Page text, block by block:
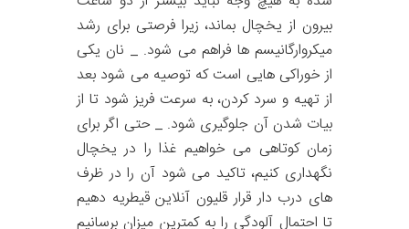
بیرون از یخچال بماند، زیرا فرصتی برای رشد
میکروارگانیسم ها فراهم می شود. _ نان یکی
از خوراکی هایی است که توصیه می شود بعد
از تهیه و سرد کردن، به سرعت فریز شود تا از
بیات شدن آن جلوگیری شود. _ حتی اگر برای
زمان کوتاهی می خواهیم غذا را در یخچال
نگهداری کنیم، تاکید می شود آن را در ظرف
های درب دار قرار قلیون آنلاین قیطریه دهیم
تا احتمال آلودگی را به کمترین میزان برسانیم